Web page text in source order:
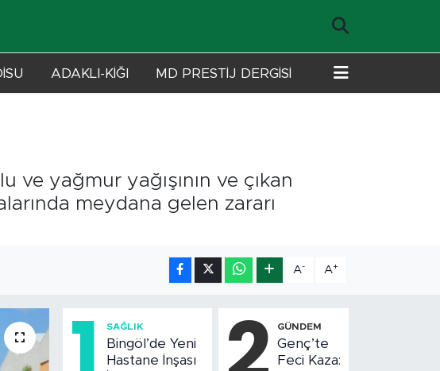
ADAKLI-KİĞI MD PRESTİJ DERGİSİ
ve yağmur yağışının ve çıkan
meydana gelen zararı
A- A+
SAĞLIK
Bingöl’de Yeni
Hastane İnşası
GÜNDEM
Genç’te
Feci Kaza: